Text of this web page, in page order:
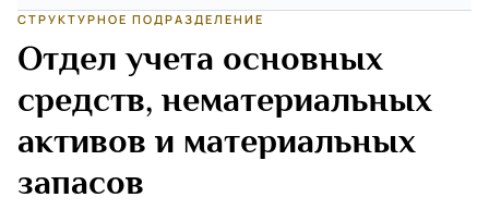
СТРУКТУРНОЕ ПОДРАЗДЕЛЕНИЕ
Отдел учета основных
средств, нематериальных
активов и материальных
запасов